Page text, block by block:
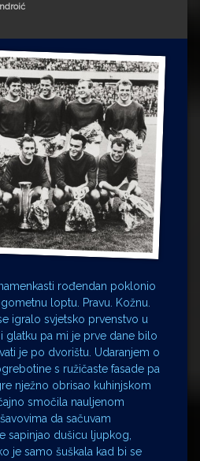
rođendan poklonio
loptu. Pravu. Kožnu.
igralo svjetsko prvenstvo u
glatku pa mi je prve dane bilo
je po dvorištu. Udaranjem o
s ružičaste fasade pa
nježno obrisao kuhinjskom
smočila nauljenom
da sačuvam
sapinjao dušicu ljupkog,
je samo šuškala kad bi se